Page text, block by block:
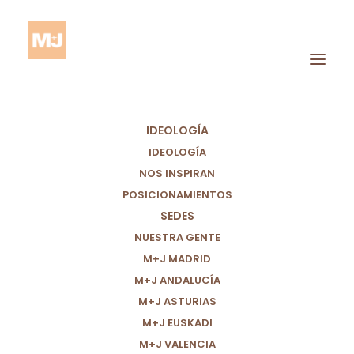
IDEOLOGÍA
IDEOLOGÍA
NOS INSPIRAN
POSICIONAMIENTOS
SEDES
NUESTRA GENTE
M+J MADRID
M+J ANDALUCÍA
M+J ASTURIAS
M+J EUSKADI
M+J VALENCIA
Directo del Congreso
ONLINE M+J 2020 28-29
nov.
Reflexionando nuestras ideas.